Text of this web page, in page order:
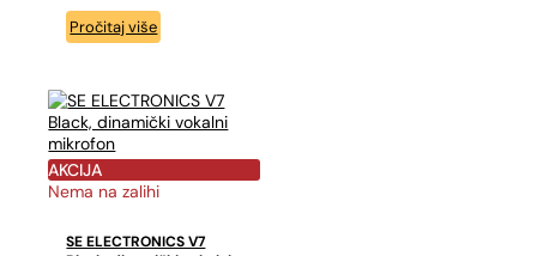
Pročitaj više
AKCIJA
Nema na zalihi
SE ELECTRONICS V7